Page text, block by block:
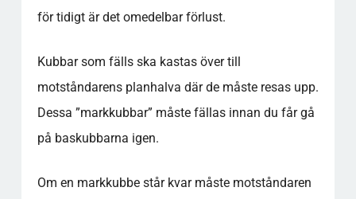
för tidigt är det omedelbar förlust.
Kubbar som fälls ska kastas över till
motståndarens planhalva där de måste resas upp.
Dessa ”markkubbar” måste fällas innan du får gå
på baskubbarna igen.
Om en markkubbe står kvar måste motståndaren